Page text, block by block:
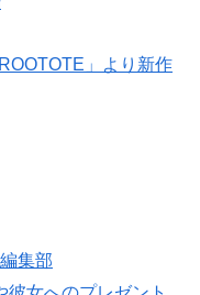
」より新作
集部